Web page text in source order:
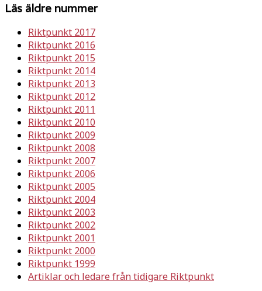
Läs äldre nummer
Riktpunkt 2017
Riktpunkt 2016
Riktpunkt 2015
Riktpunkt 2014
Riktpunkt 2013
Riktpunkt 2012
Riktpunkt 2011
Riktpunkt 2010
Riktpunkt 2009
Riktpunkt 2008
Riktpunkt 2007
Riktpunkt 2006
Riktpunkt 2005
Riktpunkt 2004
Riktpunkt 2003
Riktpunkt 2002
Riktpunkt 2001
Riktpunkt 2000
Riktpunkt 1999
Artiklar och ledare från tidigare Riktpunkt